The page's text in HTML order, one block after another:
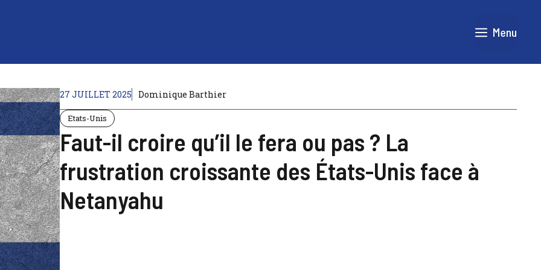
Menu
27 JUILLET 2025 Dominique Barthier
Etats-Unis
Faut-il croire qu’il le fera ou pas ? La
frustration croissante des États-Unis face à
Netanyahu